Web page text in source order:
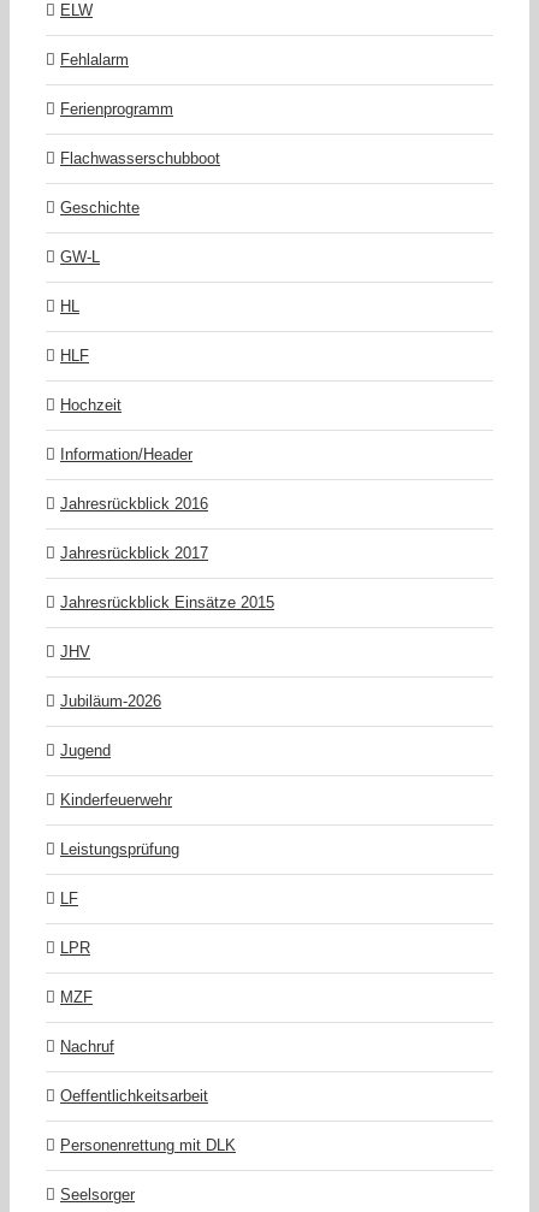
ELW
Fehlalarm
Ferienprogramm
Flachwasserschubboot
Geschichte
GW-L
HL
HLF
Hochzeit
Information/Header
Jahresrückblick 2016
Jahresrückblick 2017
Jahresrückblick Einsätze 2015
JHV
Jubiläum-2026
Jugend
Kinderfeuerwehr
Leistungsprüfung
LF
LPR
MZF
Nachruf
Oeffentlichkeitsarbeit
Personenrettung mit DLK
Seelsorger